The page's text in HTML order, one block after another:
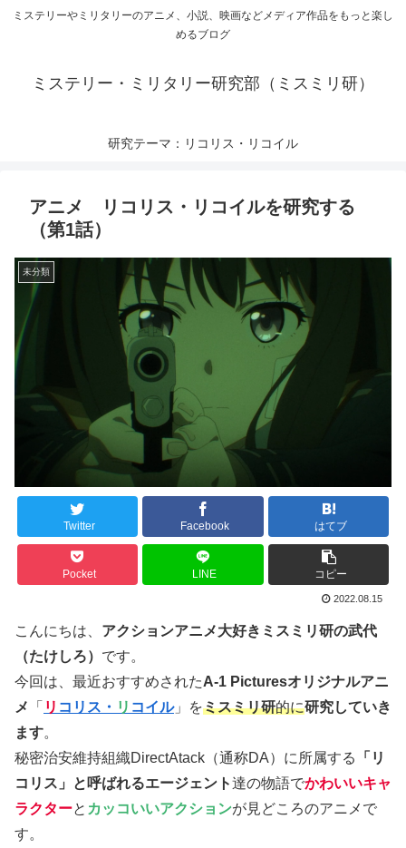
ミステリーやミリタリーのアニメ、小説、映画などメディア作品をもっと楽し
めるブログ
ミステリー・ミリタリー研究部（ミスミリ研）
研究テーマ：リコリス・リコイル
アニメ リコリス・リコイルを研究する
（第1話）
未分類
Twitter Facebook はてブ
Pocket LINE コピー
2022.08.15
こんにちは、 アクションアニメ大好きミスミリ研の武代
（たけしろ） です。
今回は、最近おすすめされたA-1 Picturesオリジナルアニ
メ
「 リ コリス・ リ コイル」をミスミリ研的に研究していき
ます。
秘密治安維持組織DirectAtack（通称DA）に所属する
「リ
コリス」と呼ばれるエージェント達の物語でかわいいキャ
ラクターと カッコいいアクションが見どころのアニメで
す。